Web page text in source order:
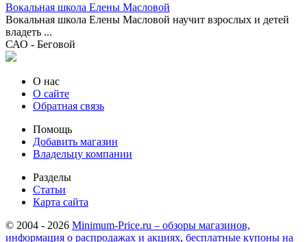
Вокальная школа Елены Масловой
Вокальная школа Елены Масловой научит взрослых и детей
владеть ...
САО - Беговой
О нас
О сайте
Обратная связь
Помощь
Добавить магазин
Владельцу компании
Разделы
Статьи
Карта сайта
© 2004 - 2026 Minimum-Price.ru – обзоры магазинов,
информация о распродажах и акциях, бесплатные купоны на